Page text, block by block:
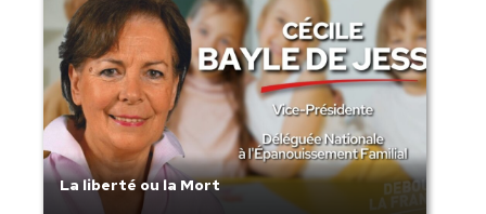
La liberté ou la Mort